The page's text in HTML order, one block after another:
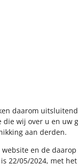
daarom
wij over u en
aan derden.
en de
22/05/2024, met